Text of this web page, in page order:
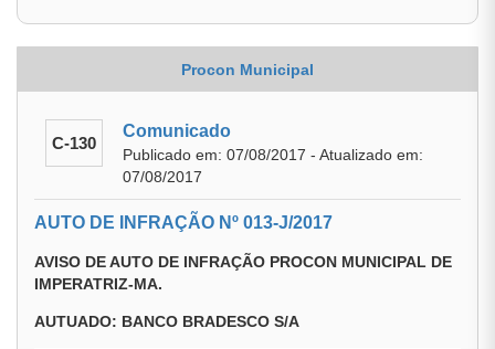
Procon Municipal
C-130
Comunicado
Publicado em: 07/08/2017 - Atualizado em:
07/08/2017
AUTO DE INFRAÇÃO Nº 013-J/2017
AVISO DE AUTO DE INFRAÇÃO PROCON MUNICIPAL DE
IMPERATRIZ-MA.
AUTUADO: BANCO BRADESCO S/A